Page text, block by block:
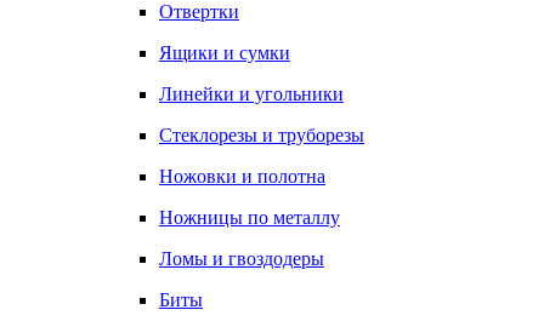
Отвертки
Ящики и сумки
Линейки и угольники
Стеклорезы и труборезы
Ножовки и полотна
Ножницы по металлу
Ломы и гвоздодеры
Биты